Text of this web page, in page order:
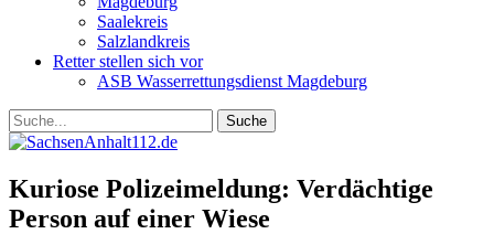
Saalekreis
Salzlandkreis
Retter stellen sich vor
ASB Wasserrettungsdienst Magdeburg
Kuriose Polizeimeldung: Verdächtige
Person auf einer Wiese